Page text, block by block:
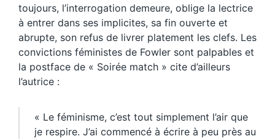
toujours, l’interrogation demeure, oblige la lectrice
à entrer dans ses implicites, sa fin ouverte et
abrupte, son refus de livrer platement les clefs. Les
convictions féministes de Fowler sont palpables et
la postface de « Soirée match » cite d’ailleurs
l’autrice :
« Le féminisme, c’est tout simplement l’air que
je respire. J’ai commencé à écrire à peu près au